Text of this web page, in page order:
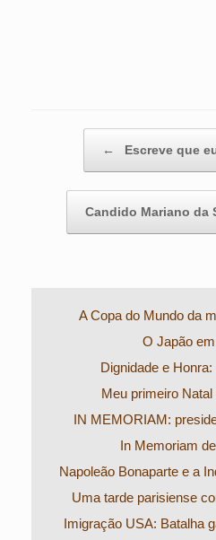
← Escreve que
Candido Mariano da
A Copa do Mundo da
O Japão
Dignidade e
Meu primeiro
IN MEMORIAM:
In Memoriam
Napoleão Bonaparte e a
Uma tarde parisiense
Imigração USA: Batalha